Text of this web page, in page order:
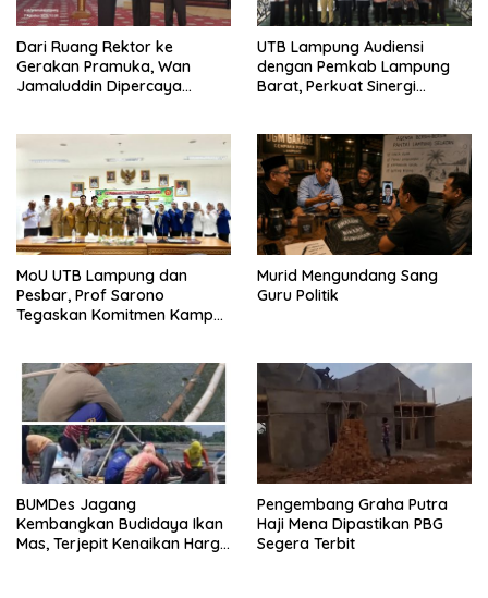
Dari Ruang Rektor ke
Gerakan Pramuka, Wan
Jamaluddin Dipercaya
UTB Lampung Audiensi
dengan Pemkab Lampung
Barat, Perkuat Sinergi
MoU UTB Lampung dan
Pesbar, Prof Sarono
Tegaskan Komitmen Kampus
Murid Mengundang Sang
Guru Politik
BUMDes Jagang
Kembangkan Budidaya Ikan
Mas, Terjepit Kenaikan Harga
Pengembang Graha Putra
Haji Mena Dipastikan PBG
Segera Terbit